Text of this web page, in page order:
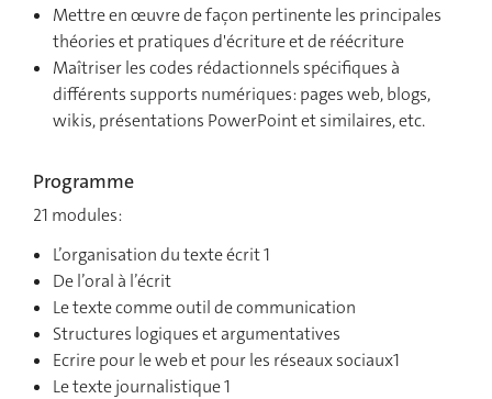
Mettre en œuvre de façon pertinente les principales
théories et pratiques d'écriture et de réécriture
Maîtriser les codes rédactionnels spécifiques à
différents supports numériques: pages web, blogs,
wikis, présentations PowerPoint et similaires, etc.
Programme
21 modules:
L’organisation du texte écrit 1
De l’oral à l’écrit
Le texte comme outil de communication
Structures logiques et argumentatives
Ecrire pour le web et pour les réseaux sociaux1
Le texte journalistique 1